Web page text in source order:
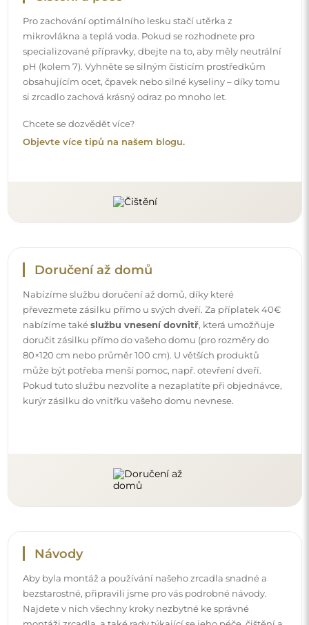
Nabízíme službu doručení až domů, díky které
převezmete zásilku přímo u svých dveří. Za příplatek 40€
nabízíme také
službu vnesení dovnitř
, která umožňuje
doručit zásilku přímo do vašeho domu (pro rozměry do
80×120 cm nebo průměr 100 cm). U větších produktů
může být potřeba menší pomoc, např. otevření dveří.
kurýr zásilku do vnitřku vašeho domu nevnese.
Návody
Aby byla montáž a používání našeho zrcadla snadné a
bezstarostné, připravili jsme pro vás podrobné návody.
Najdete v nich všechny kroky nezbytné ke správné
montáži zrcadla, a také rady týkající se jeho péče, čištění a
údržby, abyste se mohli dlouho těšit z jeho bezvadného
vzhledu.
Prohlédněte si návody k montáži a použití.
Buďte v obraze s našimi novinkami, inspiracemi a
na krásné interiéry. Připojte se k naší komunitě a
podívejte se, co pro vás připravujeme!